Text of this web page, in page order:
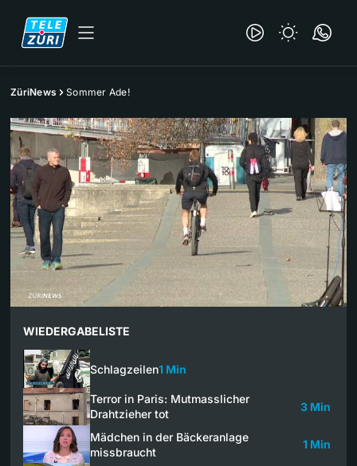
ZüriNews Sommer Ade!
WIEDERGABELISTE
Schlagzeilen1 Min
Terror in Paris: Mutmasslicher
Drahtzieher tot
3 Min
Mädchen in der Bäckeranlage
missbraucht
1 Min